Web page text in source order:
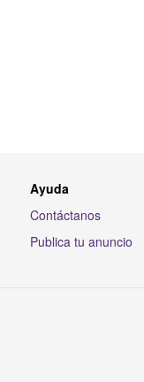
Ayuda
Contáctanos
Publica tu anuncio